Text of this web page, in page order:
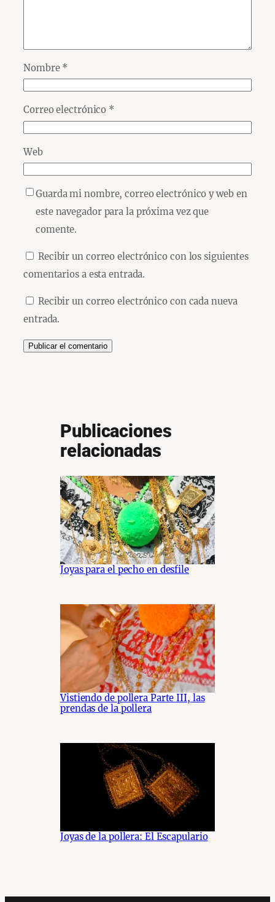
Nombre *
Correo electrónico *
Web
Guarda mi nombre, correo electrónico y web en
este navegador para la próxima vez que
comente.
Recibir un correo electrónico con los siguientes
comentarios a esta entrada.
Recibir un correo electrónico con cada nueva
entrada.
Publicaciones
relacionadas
Joyas para el pecho en desfile
Vistiendo de pollera Parte III, las
prendas de la pollera
Joyas de la pollera: El Escapulario